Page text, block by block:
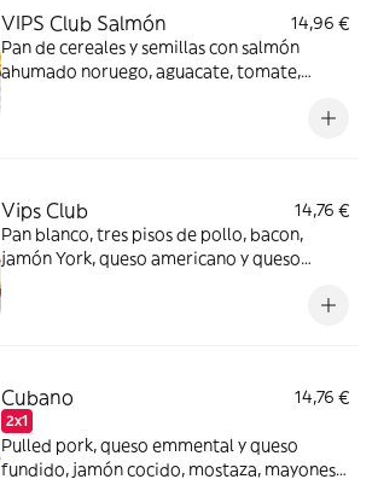
VIPS Club Salmón
14,96 €
Pan de cereales y semillas con salmón
ahumado noruego, aguacate, tomate,
mostaza y miel. Acompañado de guarnición
Vips Club
14,76 €
Pan blanco, tres pisos de pollo, bacon,
jamón York, queso americano y queso
Cubano
2x1
14,76 €
Pulled pork, queso emmental y queso
fundido, jamón cocido, mostaza, mayonesa